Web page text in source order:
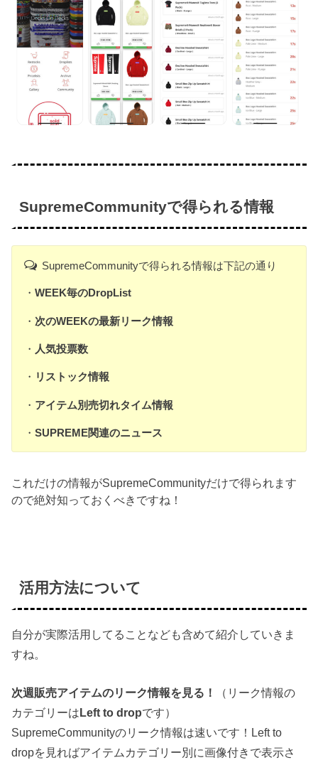
SupremeCommunityで得られる情報
SupremeCommunityで得られる情報は下記の通り
・WEEK毎のDropList
・ 次のWEEKの最新リーク情報
・ 人気投票数
・ リストック情報
・ アイテム別売切れタイム情報
・SUPREME関連のニュース
これだけの情報がSupremeCommunityだけで得られます
ので絶対知っておくべきですね！
活用方法について
自分が実際活用してることなども含めて紹介していきま
すね。
次週販売アイテムのリーク情報を見る！
（リーク情報の
カテゴリーは Left to dropです）
SupremeCommunityのリーク情報は速いです！Left to
dropを見ればアイテムカテゴリー別に画像付きで表示さ